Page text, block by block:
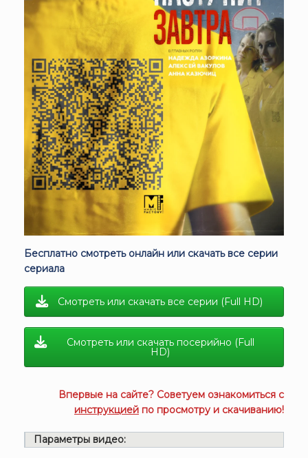
Бесплатно смотреть онлайн или скачать все серии
сериала
Смотреть или скачать все серии (Full HD)
Смотреть или скачать посерийно (Full
HD)
Впервые на сайте? Советуем ознакомиться с
инструкцией по просмотру и скачиванию!
Параметры видео: